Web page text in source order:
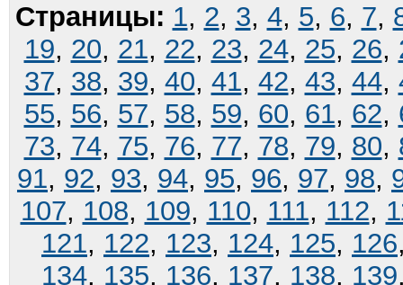
Страницы: 1, 2, 3, 4, 5, 6, 7,
19, 20, 21, 22, 23, 24, 25, 26,
37, 38, 39, 40, 41, 42, 43, 44,
55, 56, 57, 58, 59, 60, 61, 62,
73, 74, 75, 76, 77, 78, 79, 80,
91, 92, 93, 94, 95, 96, 97, 98,
107, 108, 109, 110, 111, 112,
121, 122, 123, 124, 125, 126
134, 135, 136, 137, 138, 139